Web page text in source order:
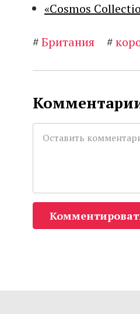
«Cosmos
#Британия #